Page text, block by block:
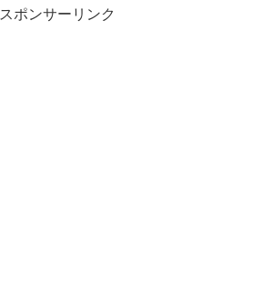
スポンサーリンク